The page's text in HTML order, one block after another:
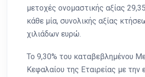
μετοχές ονομαστικής αξίας
κάθε μία, συνολικής αξίας
χιλιάδων ευρώ.
Το 9,30% του καταβεβλημένου
Κεφαλαίου της Εταιρείας με την